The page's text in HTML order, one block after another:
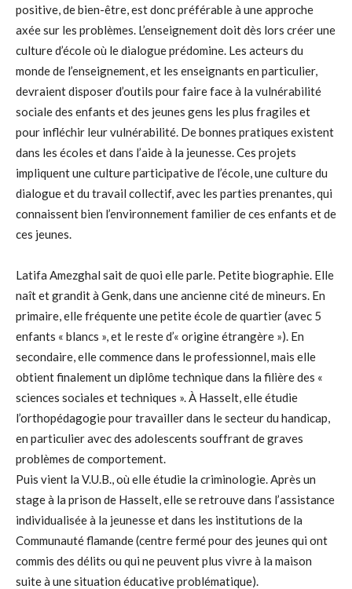
positive, de bien-être, est donc préférable à une approche
axée sur les problèmes. L’enseignement doit dès lors créer une
culture d’école où le dialogue prédomine. Les acteurs du
monde de l’enseignement, et les enseignants en particulier,
devraient disposer d’outils pour faire face à la vulnérabilité
sociale des enfants et des jeunes gens les plus fragiles et
pour infléchir leur vulnérabilité. De bonnes pratiques existent
dans les écoles et dans l’aide à la jeunesse. Ces projets
impliquent une culture participative de l’école, une culture du
dialogue et du travail collectif, avec les parties prenantes, qui
connaissent bien l’environnement familier de ces enfants et de
ces jeunes.
Latifa Amezghal sait de quoi elle parle. Petite biographie. Elle
naît et grandit à Genk, dans une ancienne cité de mineurs. En
primaire, elle fréquente une petite école de quartier (avec 5
enfants « blancs », et le reste d’« origine étrangère »). En
secondaire, elle commence dans le professionnel, mais elle
obtient finalement un diplôme technique dans la filière des «
sciences sociales et techniques ». À Hasselt, elle étudie
l’orthopédagogie pour travailler dans le secteur du handicap,
en particulier avec des adolescents souffrant de graves
problèmes de comportement.
Puis vient la V.U.B., où elle étudie la criminologie. Après un
stage à la prison de Hasselt, elle se retrouve dans l’assistance
individualisée à la jeunesse et dans les institutions de la
Communauté flamande (centre fermé pour des jeunes qui ont
commis des délits ou qui ne peuvent plus vivre à la maison
suite à une situation éducative problématique).